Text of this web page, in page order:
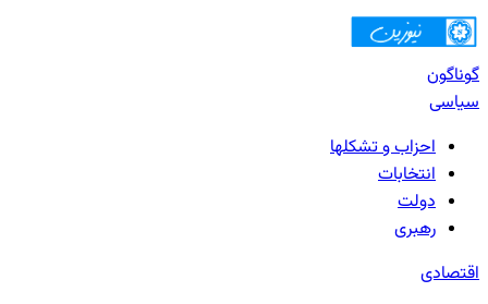
گوناگون
سیاسی
احزاب و تشکلها
انتخابات
دولت
رهبری
اقتصادی